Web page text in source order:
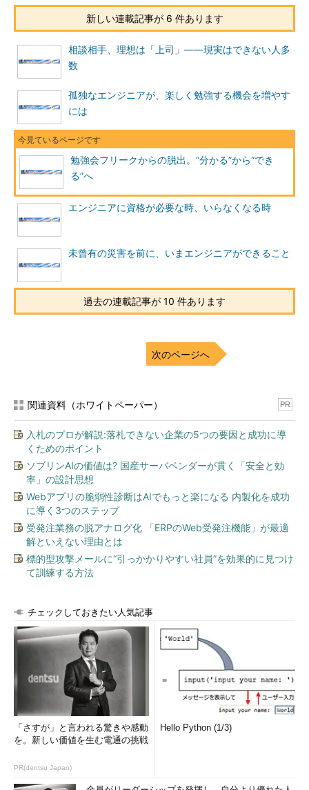
「分かる」と「できる」の差は大きい
「そんなこと、もう知っているよ」――これほど怖い言葉はな
いと、最近つくづく思います。なぜなら、「知っている（分か
る）」と「できる」の差はとても大きいからです。
例えば、あなたが水泳を学びたいと思ったとしましょう。世の
中にはたくさんの水泳の書籍があり、泳ぎ方のポイントや正しい
フォームを解説してくれます。DVDなどの映像教材もあります。
また、Webでキーワードを検索するだけで、多くのテキスト情報
や映像が無料で手に入ります。
教材を何度も繰り返し見れば、水泳に関する知識は得られま
す。専門書を読めば、ひょっとしたら解説ができるぐらいの知識
は身に付くかもしれません。しかし、いくら専門的な情報を知識
として身に付けても、それは机上の知識でしかなく、実際には泳
げません。下手すると、知識だけで評論家のように振る舞ってし
まうかもしれません。
知識を得ることは、とても大切です。しかし、知識を得るだけ
「もう十分知識はあるから、これ以上必要ない」と思考停止状態
可能性があります。エンジニアとしては「分かる
なぜ、「分かる」だけでは「できない」のか
ここで、なぜ「分かる」だけでは「できない」のかについて考
えてみましょう。結論から言えば、「できる」ようになるために
は、実際の体験や行動から得られる情報が必須だからです。
私たちが得られる情報は体験のごく一部である
どんなに専門的かつ詳細な情報だろうと、それらから得られる
ものは「できる」までに必要な情報のごく一部です。
を体験する余地もありません。どんなに 詳しい情報でも、水泳
全体のほんの一部でしかないのです。
無意識な行動は、表現自体が難しい
人は無意識に行動していることがままあります。自転車で曲が
り角を曲がる瞬間を思い浮かべてください。バランスを取り、体
重移動する瞬間の感覚を、言葉や映像ですべて表現することは不
可能です。
また、プロフェッショナルほど、徹底的に繰り返して体に覚え
込ませ、無意識レベルで実践できるまで技術を高めます。熟練し
新しい連載記事が 6 件あります
相談相手、理想は「上司」――現実はできない人多
数
孤独なエンジニアが、楽しく勉強する機会を増やす
には
勉強会フリークからの脱出。“分かる”から“でき
る”へ
エンジニアに資格が必要な時、いらなくなる時
未曾有の災害を前に、いまエンジニアができること
過去の連載記事が 10 件あります
次のページへ
関連資料（ホワイトペーパー） PR
入札のプロが解説:落札できない企業の5つの要因と成功に導
くためのポイント
ソブリンAIの価値は? 国産サーバベンダーが貫く「安全と効
率」の設計思想
Webアプリの脆弱性診断はAIでもっと楽になる 内製化を成功
に導く3つのステップ
受発注業務の脱アナログ化 「ERPのWeb受発注機能」が最適
解といえない理由とは
標的型攻撃メールに“引っかかりやすい社員”を効果的に見つけ
て訓練する方法
チェックしておきたい人気記事
「さすが」と言われる驚きや感動
を。新しい価値を生む電通の挑戦
PR(dentsu Japan)
Hello Python (1/3)